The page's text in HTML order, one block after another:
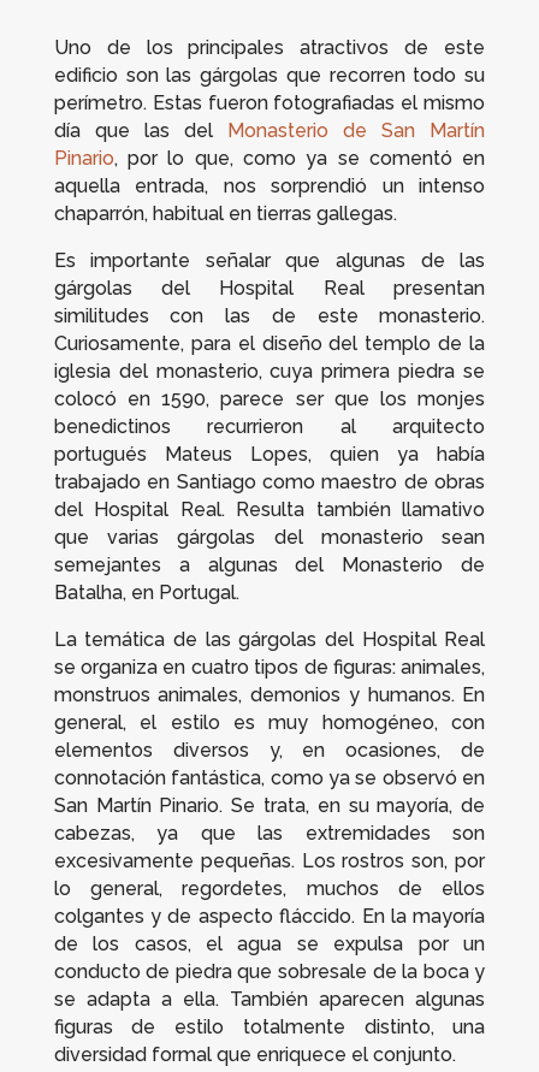
Uno de los principales atractivos de este
edificio son las gárgolas que recorren todo su
perímetro. Estas fueron fotografiadas el mismo
día que las del Monasterio de San Martín
Pinario, por lo que, como ya se comentó en
aquella entrada, nos sorprendió un intenso
chaparrón, habitual en tierras gallegas.
Es importante señalar que algunas de las
gárgolas del Hospital Real presentan
similitudes con las de este monasterio.
Curiosamente, para el diseño del templo de la
iglesia del monasterio, cuya primera piedra se
colocó en 1590, parece ser que los monjes
benedictinos recurrieron al arquitecto
portugués Mateus Lopes, quien ya había
trabajado en Santiago como maestro de obras
del Hospital Real. Resulta también llamativo
que varias gárgolas del monasterio sean
semejantes a algunas del Monasterio de
Batalha, en Portugal.
La temática de las gárgolas del Hospital Real
se organiza en cuatro tipos de figuras: animales,
monstruos animales, demonios y humanos. En
general, el estilo es muy homogéneo, con
elementos diversos y, en ocasiones, de
connotación fantástica, como ya se observó en
San Martín Pinario. Se trata, en su mayoría, de
cabezas, ya que las extremidades son
excesivamente pequeñas. Los rostros son, por
lo general, regordetes, muchos de ellos
colgantes y de aspecto fláccido. En la mayoría
de los casos, el agua se expulsa por un
conducto de piedra que sobresale de la boca y
se adapta a ella. También aparecen algunas
figuras de estilo totalmente distinto, una
diversidad formal que enriquece el conjunto.